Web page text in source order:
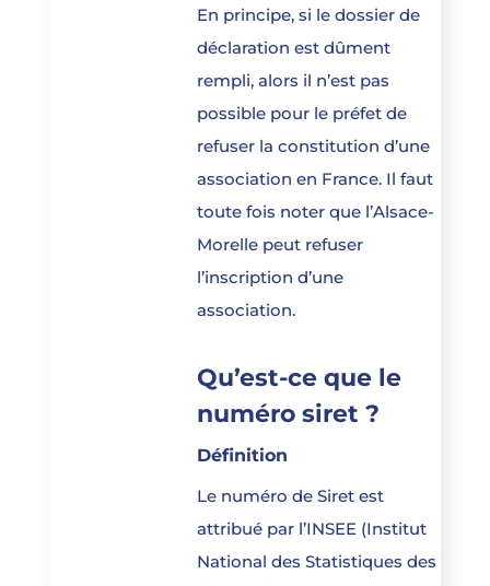
En principe, si le dossier de
déclaration est dûment
rempli, alors il n’est pas
possible pour le préfet de
refuser la constitution d’une
association en France. Il faut
toute fois noter que l’Alsace-
Morelle peut refuser
l’inscription d’une
association.
Qu’est-ce que le
numéro siret ?
Définition
Le numéro de Siret est
attribué par l’INSEE (Institut
National des Statistiques des